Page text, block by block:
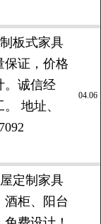
板式家具
保证，价格
。诚信经
地址、
04.06
制家具
酒柜、阳台